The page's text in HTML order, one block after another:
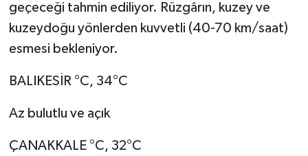
geçeceği tahmin ediliyor. Rüzgârın, kuzey ve
kuzeydoğu yönlerden kuvvetli (40-70 km/saat)
esmesi bekleniyor.
BALIKESİR °C, 34°C
Az bulutlu ve açık
ÇANAKKALE °C, 32°C